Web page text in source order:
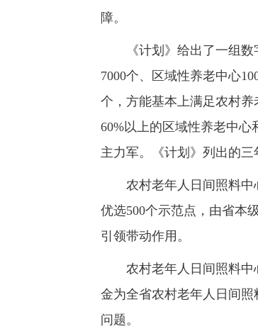
障。
《计划》给出了一组数
7000个、区域性养老中心
个，方能基本上满足农村养
60%以上的区域性养老中
主力军。《计划》列出的三
农村老年人日间照料中
优选500个示范点，由省本
引领带动作用。
农村老年人日间照料中
金为全省农村老年人日间
问题。